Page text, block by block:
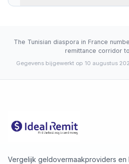
500 EUR). Het voordeel van
The Tunisian diaspora in France
remittance corridor
Gegevens bijgewerkt op 10 augustus
Vergelijk geldovermaakproviders